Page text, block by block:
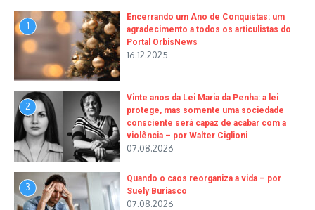
1
Encerrando um Ano de Conquistas: um
agradecimento a todos os articulistas do
Portal OrbisNews
16.12.2025
2
Vinte anos da Lei Maria da Penha: a lei
protege, mas somente uma sociedade
consciente será capaz de acabar com a
violência – por Walter Ciglioni
07.08.2026
3
Quando o caos reorganiza a vida – por
Suely Buriasco
07.08.2026